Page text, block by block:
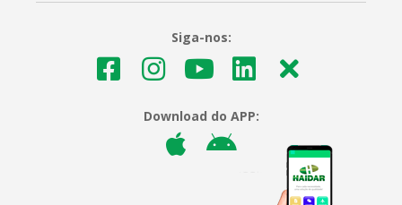
Siga-nos:
Download do APP: